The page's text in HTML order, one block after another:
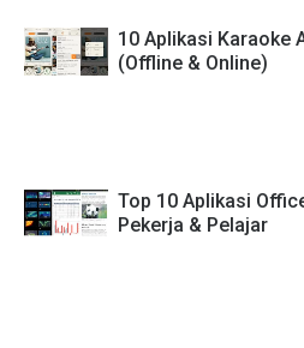
10 Aplikasi Karaoke
(Offline & Online)
Top 10 Aplikasi
Pekerja & Pelajar